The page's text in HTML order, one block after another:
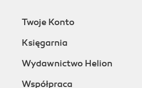
Twoje Konto
Księgarnia
Wydawnictwo Helion
Współpraca